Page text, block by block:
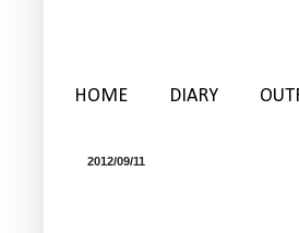
HOME DIARY
2012/09/11